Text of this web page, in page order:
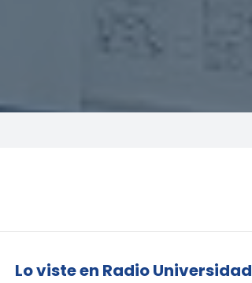
Lo viste en Radio Universidad